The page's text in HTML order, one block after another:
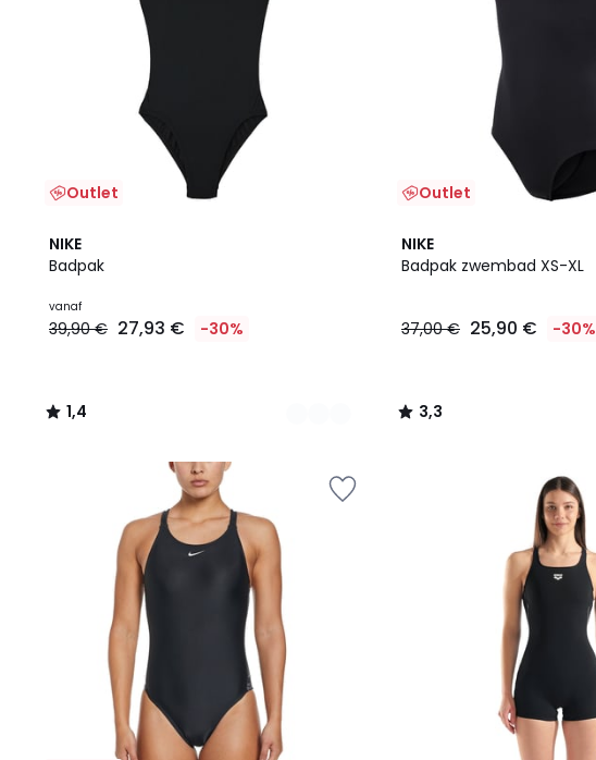
Outlet
NIKE
Badpak
vanaf
39,90 € 27,93 € -30%
1,4
/ 5
2
Kleuren
1,4
/
Outlet
NIKE
Badpak zwembad XS-XL
37,00 € 25,90 € -30%
3,3
/ 5
3,3
/